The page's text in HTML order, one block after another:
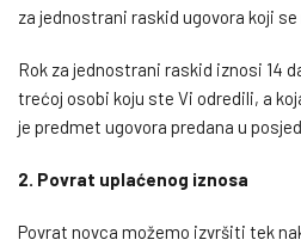
za jednostrani raskid ugovora koji
Rok za jednostrani raskid iznosi 14
trećoj osobi koju ste Vi odredili, a
je predmet ugovora predana u
2. Povrat uplaćenog iznosa
Povrat novca možemo izvršiti tek